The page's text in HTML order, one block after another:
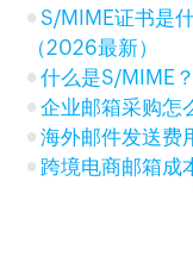
S/MIME证书是
（2026最新）
什么是S/MIME
企业邮箱采购怎
海外邮件发送费
跨境电商邮箱成